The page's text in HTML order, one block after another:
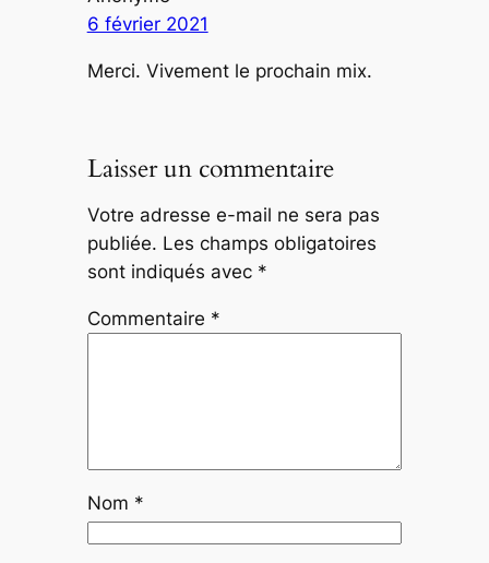
6 février 2021
Merci. Vivement le prochain mix.
Laisser un commentaire
Votre adresse e-mail ne sera pas
publiée. Les champs obligatoires
sont indiqués avec *
Commentaire *
Nom *